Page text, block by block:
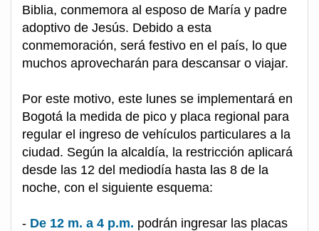
Biblia, conmemora al esposo de María y padre
adoptivo de Jesús. Debido a esta
conmemoración, será festivo en el país, lo que
muchos aprovecharán para descansar o viajar.
Por este motivo, este lunes se implementará en
Bogotá la medida de pico y placa regional para
regular el ingreso de vehículos particulares a la
ciudad. Según la alcaldía, la restricción aplicará
desde las 12 del mediodía hasta las 8 de la
noche, con el siguiente esquema:
- De 12 m. a 4 p.m. podrán ingresar las placas